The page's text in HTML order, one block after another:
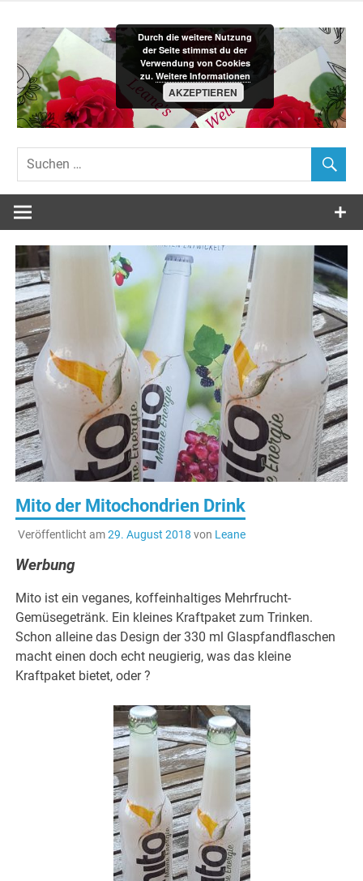
Inhalt
springen
Leane´s-
Welt
Mito der Mitochondrien Drink
Veröffentlicht am29. August 2018 von Leane
Werbung
Mito ist ein veganes, koffeinhaltiges Mehrfrucht-
Gemüsegetränk. Ein kleines Kraftpaket zum Trinken.
Schon alleine das Design der 330 ml Glaspfandflaschen
macht einen doch echt neugierig, was das kleine
Kraftpaket bietet, oder ?
Durch die weitere Nutzung
der Seite stimmst du der
Verwendung von Cookies
zu. Weitere Informationen
AKZEPTIEREN